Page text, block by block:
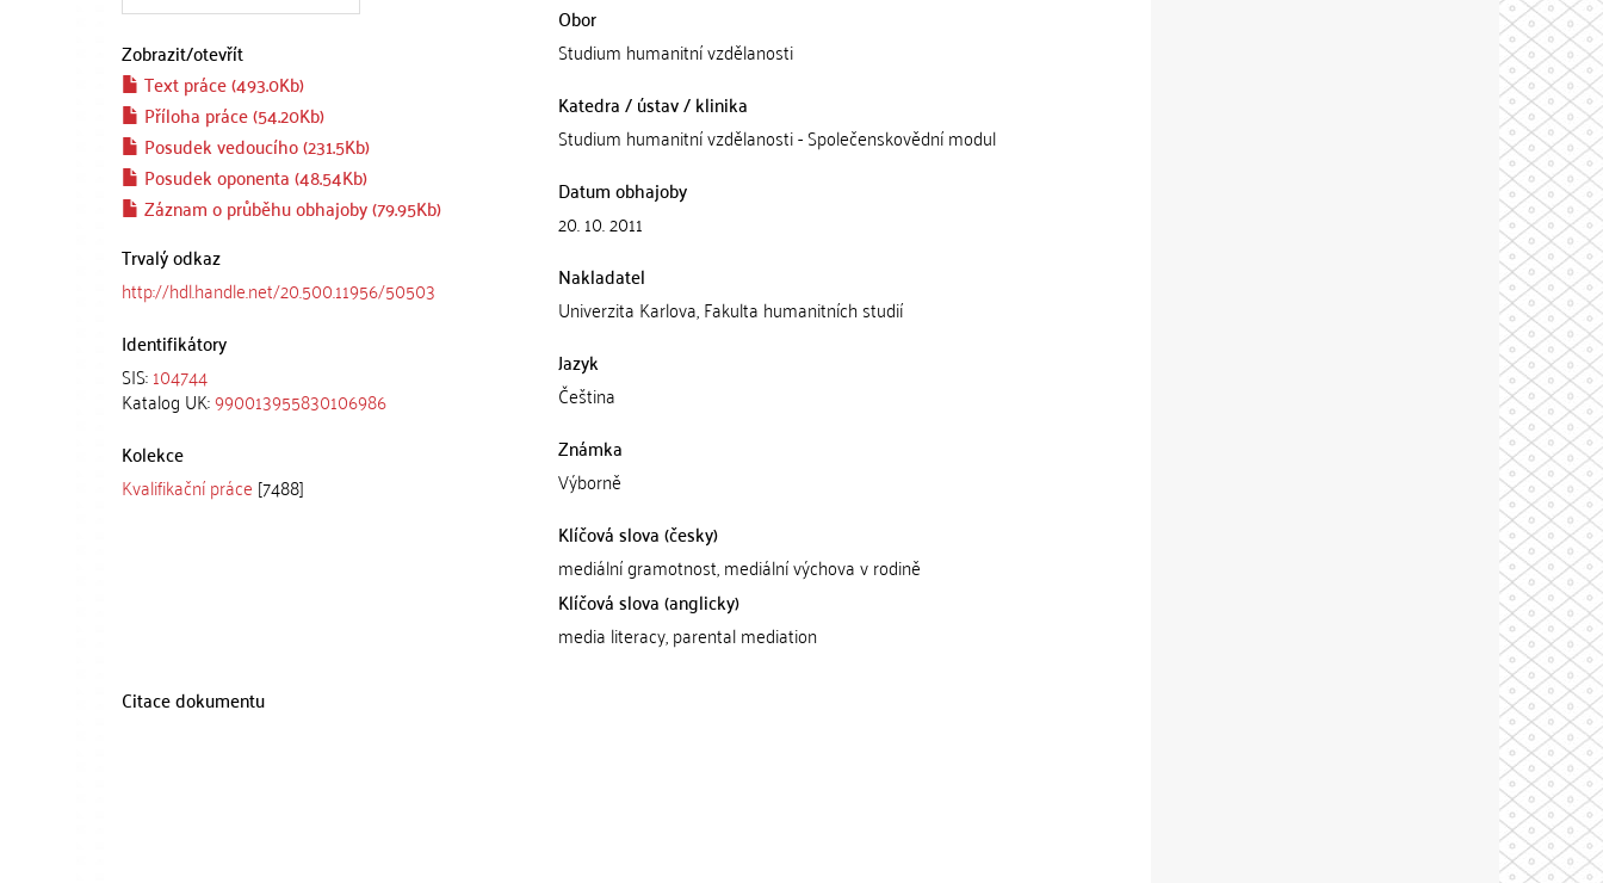
Zobrazit/otevřít
Text práce (493.0Kb)
Příloha práce (54.20Kb)
Posudek vedoucího (231.5Kb)
Posudek oponenta (48.54Kb)
Záznam o průběhu obhajoby (79.95Kb)
Trvalý odkaz
http://hdl.handle.net/20.500.11956/50503
Identifikátory
SIS:104744
Katalog UK:990013955830106986
Kolekce
Kvalifikační práce [7488]
Obor
Studium humanitní vzdělanosti
Katedra / ústav / klinika
Studium humanitní vzdělanosti - Společenskovědní modul
Datum obhajoby
20. 10. 2011
Nakladatel
Univerzita Karlova, Fakulta humanitních studií
Jazyk
Čeština
Známka
Výborně
Klíčová slova (česky)
mediální gramotnost, mediální výchova v rodině
Klíčová slova (anglicky)
media literacy, parental mediation
Citace dokumentu